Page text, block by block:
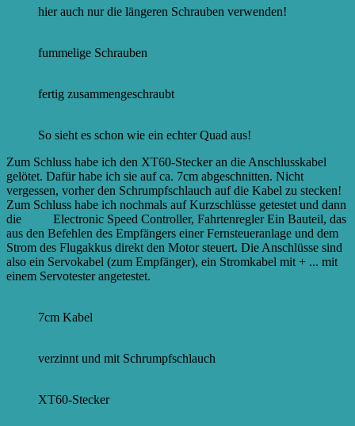
hier auch nur die längeren Schrauben verwenden!
fummelige Schrauben
fertig zusammengeschraubt
So sieht es schon wie ein echter Quad aus!
Zum Schluss habe ich den XT60-Stecker an die Anschlusskabel
gelötet. Dafür habe ich sie auf ca. 7cm abgeschnitten. Nicht
vergessen, vorher den Schrumpfschlauch auf die Kabel zu stecken!
Zum Schluss habe ich nochmals auf Kurzschlüsse getestet und dann
die
Electronic Speed Controller, Fahrtenregler Ein Bauteil, das
aus den Befehlen des Empfängers einer Fernsteueranlage und dem
Strom des Flugakkus direkt den Motor steuert. Die Anschlüsse sind
also ein Servokabel (zum Empfänger), ein Stromkabel mit + ... mit
einem Servotester angetestet.
7cm Kabel
verzinnt und mit Schrumpfschlauch
XT60-Stecker